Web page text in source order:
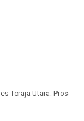
Toraja Utara: Proses